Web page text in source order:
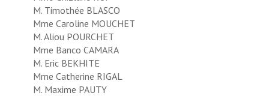
M. Timothée BLASCO
Mme Caroline MOUCHET
M. Aliou POURCHET
Mme Banco CAMARA
M. Eric BEKHITE
Mme Catherine RIGAL
M. Maxime PAUTY